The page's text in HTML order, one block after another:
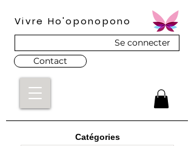
Vivre Ho'oponopono
Se connecter
Contact
Catégories